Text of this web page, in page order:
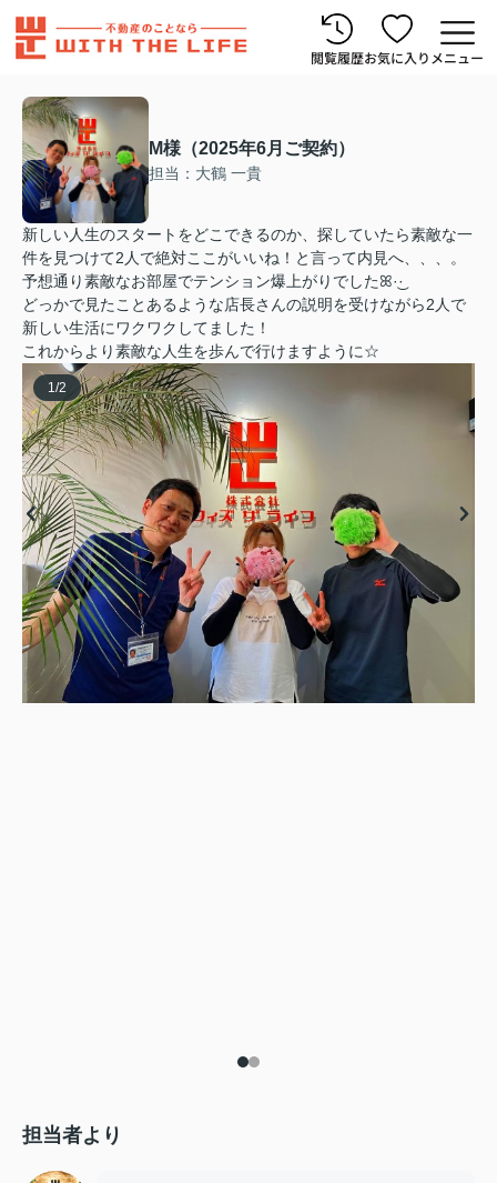
閲覧履歴お気に入り メニュー
M様（2025年6月ご契約）
担当：大鶴 一貴
新しい人生のスタートをどこできるのか、探していたら素敵な一
件を見つけて2人で絶対ここがいいね！と言って内見へ、、、。
予想通り素敵なお部屋でテンション爆上がりでしたꕤ︎︎·͜·
どっかで見たことあるような店長さんの説明を受けながら2人で
新しい生活にワクワクしてました！
これからより素敵な人生を歩んで行けますように☆
1/2
担当者より